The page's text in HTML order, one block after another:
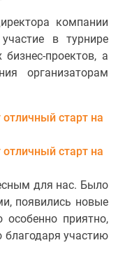
компании
в турнире
проектов, а
организаторам
для нас. Было
появились новые
приятно,
благодаря участию